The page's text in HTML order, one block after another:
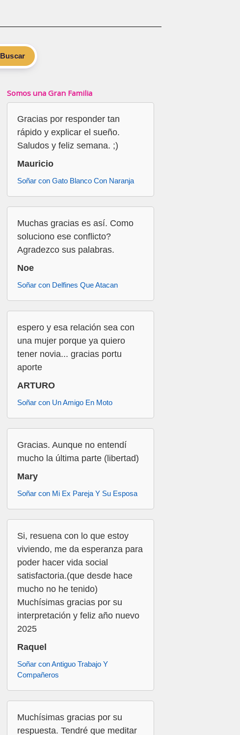
Buscar
Somos una Gran Familia
Gracias por responder tan
rápido y explicar el sueño.
Saludos y feliz semana. ;)
Mauricio
Soñar con Gato Blanco Con Naranja
Muchas gracias es así. Como
soluciono ese conflicto?
Agradezco sus palabras.
Noe
Soñar con Delfines Que Atacan
espero y esa relación sea con
una mujer porque ya quiero
tener novia... gracias portu
aporte
ARTURO
Soñar con Un Amigo En Moto
Gracias. Aunque no entendí
mucho la última parte (libertad)
Mary
Soñar con Mi Ex Pareja Y Su Esposa
Si, resuena con lo que estoy
viviendo, me da esperanza para
poder hacer vida social
satisfactoria.(que desde hace
mucho no he tenido)
Muchísimas gracias por su
interpretación y feliz año nuevo
2025
Raquel
Soñar con Antiguo Trabajo Y
Compañeros
Muchísimas gracias por su
respuesta. Tendré que meditar